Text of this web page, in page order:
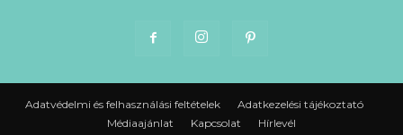
Adatvédelmi és felhasználási feltételek
Adatkezelési tájékoztató
Médiaajánlat
Kapcsolat Hírlevél